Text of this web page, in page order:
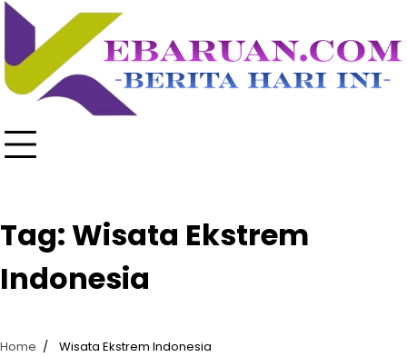
Skip
content
Tag: Wisata Ekstrem
Indonesia
Home Wisata Ekstrem Indonesia